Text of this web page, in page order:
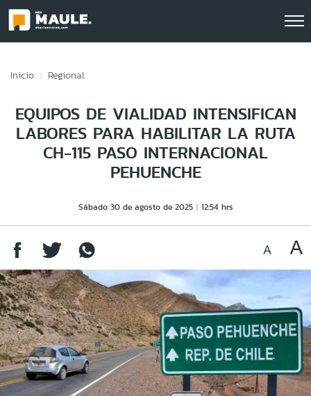
Inicio Regional
EQUIPOS DE VIALIDAD INTENSIFICAN
LABORES PARA HABILITAR LA RUTA
CH-115 PASO INTERNACIONAL
PEHUENCHE
Sábado 30 de agosto de 2025 12:54 hrs